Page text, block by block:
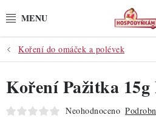
na
POTŘEBY
POMŮCKY
SUROVINY
Koření do omáček a polévek
Koření Pažitka 15g
Neohodnoceno